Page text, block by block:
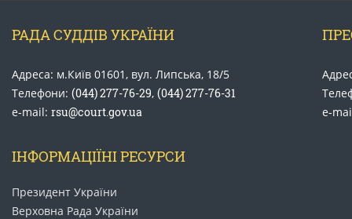
КОНТАКТИ
РАДА СУДДІВ УКРАЇНИ
Адреса: м.Київ 01601, вул. Липська, 18/5
Телефони: (044) 277-76-29, (044) 277-76-31
e-mail: rsu@court.gov.ua
e-
ІНФОРМАЦІЇНІ РЕСУРСИ
Президент України
Верховна Рада України